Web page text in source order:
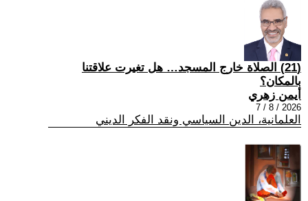
(21) الصلاة خارج المسجد… هل تغيرت علاقتنا
بالمكان؟
أيمن زهري
2026 / 8 / 7
العلمانية، الدين السياسي ونقد الفكر الديني